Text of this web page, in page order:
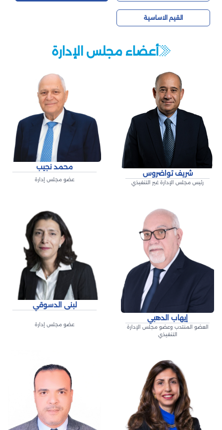
القيم الاساسية
أعضاء مجلس الإدارة
شريف تواضروس
رئيس مجلس الإدارة غير التنفيذي
محمد نجيب
عضو مجلس إدارة
إيهاب الدهبي
العضو المنتدب وعضو مجلس الإدارة
التنفيذي
لبنى الدسوقي
عضو مجلس إدارة